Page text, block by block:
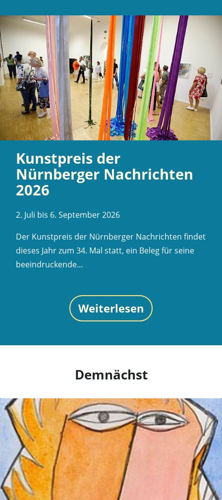
Kunstpreis der
Nürnberger Nachrichten
2026
2. Juli bis 6. September 2026
Der Kunstpreis der Nürnberger Nachrichten findet
dieses Jahr zum 34. Mal statt, ein Beleg für seine
beeindruckende…
Weiterlesen
Demnächst